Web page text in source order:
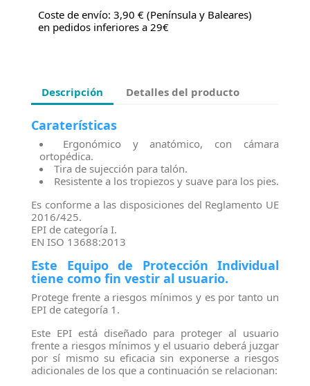
Coste de envío: 3,90 € (Península y Baleares)
en pedidos inferiores a 29€
Descripción Detalles del producto
Caraterísticas
Ergonómico y anatómico, con cámara
ortopédica.
Tira de sujección para talón.
Resistente a los tropiezos y suave para los pies.
Es conforme a las disposiciones del Reglamento UE
2016/425.
EPI de categoría I.
EN ISO 13688:2013
Este Equipo de Protección Individual
tiene como fin vestir al usuario.
Protege frente a riesgos mínimos y es por tanto un
EPI de categoría 1.
Este EPI está diseñado para proteger al usuario
frente a riesgos mínimos y el usuario deberá juzgar
por sí mismo su eficacia sin exponerse a riesgos
adicionales de los que a continuación se relacionan: